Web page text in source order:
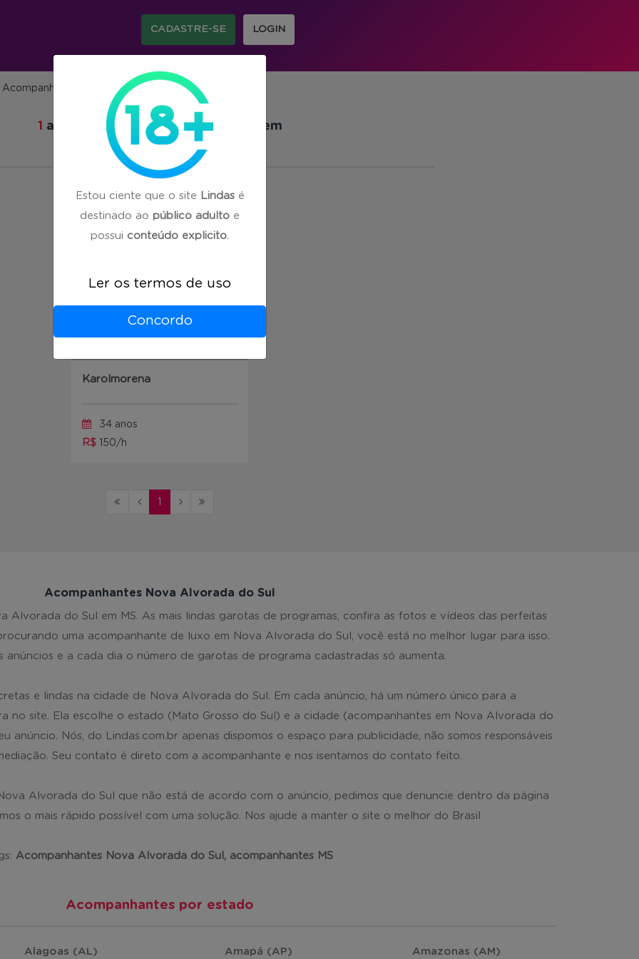
CADASTRE-SE LOGIN
Acompanhantes em Nova Alvorada do Sul/MS
1 acompanhante(s) encontrada(s) em
Nova Alvorada do Sul/MS
Karolmorena
34 anos
R$ 150/h
1
Acompanhantes Nova Alvorada do Sul
Alvorada do Sul em MS. As mais lindas garotas de programas, confira as fotos e vídeos das perfeitas
uma acompanhante de luxo em Nova Alvorada do Sul, você está no melhor lugar para isso.
anúncios e a cada dia o número de garotas de programa cadastradas só aumenta.
e lindas na cidade de Nova Alvorada do Sul. Em cada anúncio, há um número único para a
no site. Ela escolhe o estado (Mato Grosso do Sul) e a cidade (acompanhantes em Nova Alvorada do
anúncio. Nós, do Lindas.com.br apenas dispomos o espaço para publicidade, não somos responsáveis
Seu contato é direto com a acompanhante e nos isentamos do contato feito.
Alvorada do Sul que não está de acordo com o anúncio, pedimos que denuncie dentro da página
o mais rápido possível com uma solução. Nos ajude a manter o site o melhor do Brasil
Acompanhantes Nova Alvorada do Sul, acompanhantes MS
Acompanhantes por estado
Alagoas (AL) Amapá (AP) Amazonas (AM)
Estou ciente que o site Lindasé
destinado ao público adulto e
possui conteúdo explicito.
Ler os termos de uso
Concordo